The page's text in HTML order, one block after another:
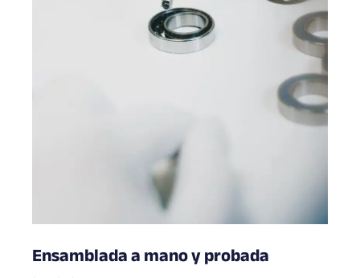
Ensamblada a mano y probada